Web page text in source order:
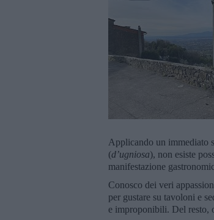
Applicando un immediato
(d’ugniosa), non esiste
manifestazione
Conosco dei veri
per gustare su tavoloni e
e improponibili. Del resto,